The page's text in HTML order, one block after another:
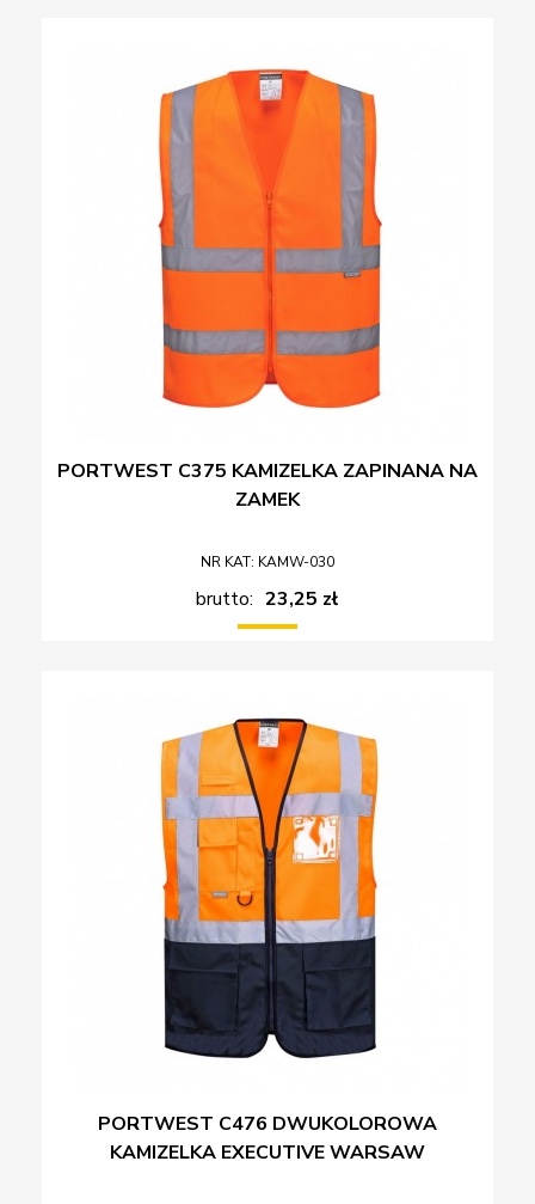
PORTWEST C375 KAMIZELKA ZAPINANA NA
ZAMEK
NR KAT: KAMW-030
brutto: 23,25 zł
PORTWEST C476 DWUKOLOROWA
KAMIZELKA EXECUTIVE WARSAW